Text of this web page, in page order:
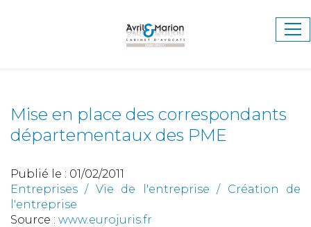
Mise en place des correspondants
départementaux des PME
Publié le : 01/02/2011
Entreprises / Vie de l'entreprise / Création de
l'entreprise
Source : www.eurojuris.fr